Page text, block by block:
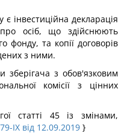
інвестиційна декларація
про осіб, що здійснюють
фонду, та копії договорів
з ними.
з обов'язковим
комісії з цінних
статті 45 із змінами,
IX від 12.09.2019 }